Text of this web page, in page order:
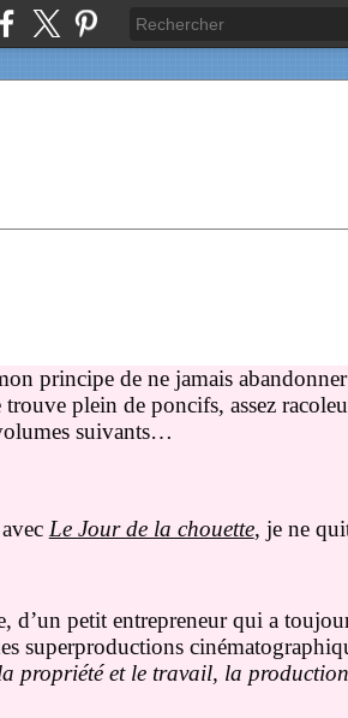
principe de ne jamais
plein de poncifs, assez
suivants…
Le Jour de la chouette, je ne
d’un petit entrepreneur qui a
superproductions
propriété et le travail, la